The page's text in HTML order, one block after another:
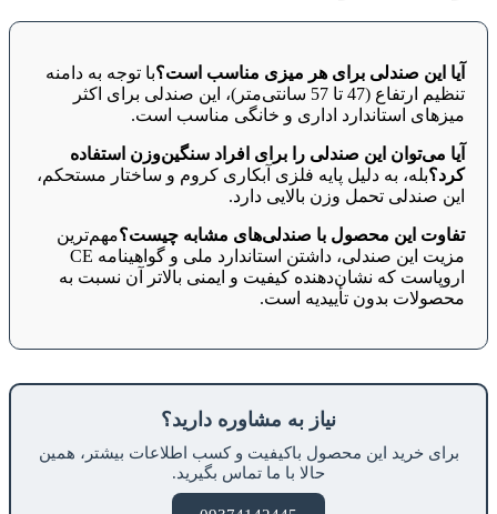
آیا این صندلی برای هر میزی مناسب است؟با توجه به دامنه
تنظیم ارتفاع (47 تا 57 سانتی‌متر)، این صندلی برای اکثر
میزهای استاندارد اداری و خانگی مناسب است.
آیا می‌توان این صندلی را برای افراد سنگین‌وزن استفاده
کرد؟بله، به دلیل پایه فلزی آبکاری کروم و ساختار مستحکم،
این صندلی تحمل وزن بالایی دارد.
تفاوت این محصول با صندلی‌های مشابه چیست؟مهم‌ترین
مزیت این صندلی، داشتن استاندارد ملی و گواهینامه CE
اروپاست که نشان‌دهنده کیفیت و ایمنی بالاتر آن نسبت به
محصولات بدون تأییدیه است.
نیاز به مشاوره دارید؟
برای خرید این محصول باکیفیت و کسب اطلاعات بیشتر، همین
حالا با ما تماس بگیرید.